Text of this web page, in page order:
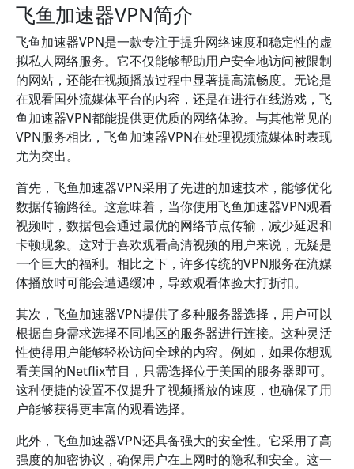
飞鱼加速器VPN简介
飞鱼加速器VPN是一款专注于提升网络速度和稳定性的虚
拟私人网络服务。它不仅能够帮助用户安全地访问被限制
的网站，还能在视频播放过程中显著提高流畅度。无论是
在观看国外流媒体平台的内容，还是在进行在线游戏，飞
鱼加速器VPN都能提供更优质的网络体验。与其他常见的
VPN服务相比，飞鱼加速器VPN在处理视频流媒体时表现
尤为突出。
首先，飞鱼加速器VPN采用了先进的加速技术，能够优化
数据传输路径。这意味着，当你使用飞鱼加速器VPN观看
视频时，数据包会通过最优的网络节点传输，减少延迟和
卡顿现象。这对于喜欢观看高清视频的用户来说，无疑是
一个巨大的福利。相比之下，许多传统的VPN服务在流媒
体播放时可能会遭遇缓冲，导致观看体验大打折扣。
其次，飞鱼加速器VPN提供了多种服务器选择，用户可以
根据自身需求选择不同地区的服务器进行连接。这种灵活
性使得用户能够轻松访问全球的内容。例如，如果你想观
看美国的Netflix节目，只需选择位于美国的服务器即可。
这种便捷的设置不仅提升了视频播放的速度，也确保了用
户能够获得更丰富的观看选择。
此外，飞鱼加速器VPN还具备强大的安全性。它采用了高
强度的加密协议，确保用户在上网时的隐私和安全。这一